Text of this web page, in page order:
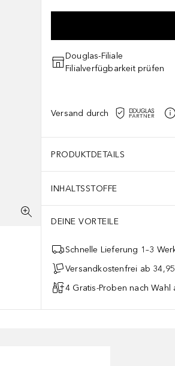
Douglas-Filiale
Filialverfügbarkeit prüfen
Versand durch
PRODUKTDETAILS
INHALTSSTOFFE
DEINE VORTEILE
Schnelle Lieferung 1–3
Versandkostenfrei ab
4 Gratis-Proben nach Wahl